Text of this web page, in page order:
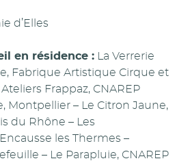
d’Elles
en résidence : La Verrerie
Fabrique Artistique Cirque et
Frappaz, CNAREP
Montpellier – Le Citron Jaune,
du Rhône – Les
les Thermes –
– Le Parapluie, CNAREP